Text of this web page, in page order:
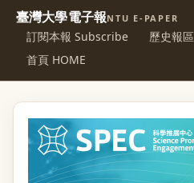
臺灣大學電子報NTU E-PAPER
訂閱本報 Subscribe
歷史報
首頁 HOME